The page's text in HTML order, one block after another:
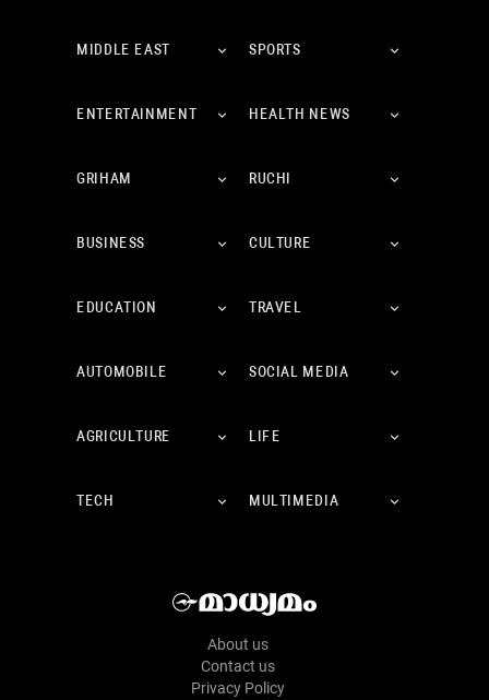
MIDDLE EAST SPORTS
ENTERTAINMENT HEALTH NEWS
GRIHAM RUCHI
BUSINESS CULTURE
EDUCATION TRAVEL
AUTOMOBILE SOCIAL MEDIA
AGRICULTURE LIFE
TECH MULTIMEDIA
About us
Contact us
Privacy Policy